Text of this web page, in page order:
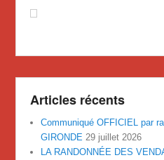
Articles récents
Communiqué OFFICIEL par
GIRONDE 29 juillet 2026
LA RANDONNÉE DES